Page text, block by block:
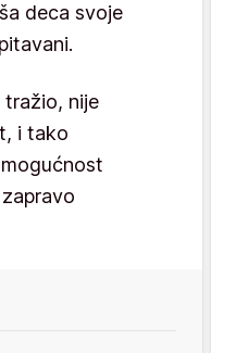
deca svoje
nije
i tako